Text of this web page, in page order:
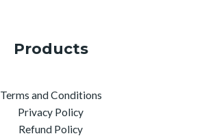
Products
Terms and Conditions
Privacy Policy
Refund Policy